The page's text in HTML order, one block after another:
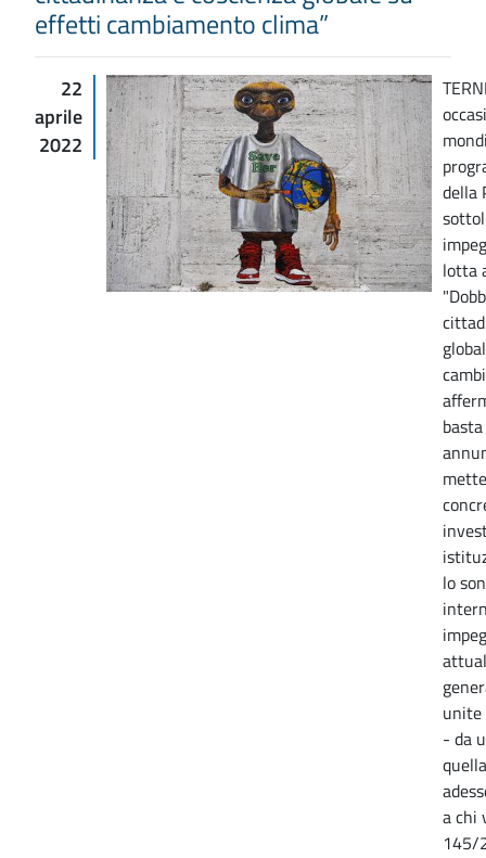
effetti cambiamento clima”
22
aprile
2022
della
lotta
lo
unite
- da
a chi
145/